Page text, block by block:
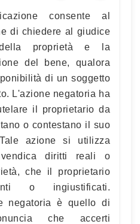
consente al
di chiedere al giudice
proprietà e la
del bene, qualora
di un soggetto
L'azione negatoria ha
il proprietario da
o contestano il suo
azione si utilizza
diritti reali o
che il proprietario
o ingiustificati.
negatoria è quello di
che accerti